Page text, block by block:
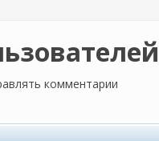
комментарии